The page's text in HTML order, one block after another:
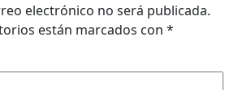
electrónico no será publicada.
están marcados con *